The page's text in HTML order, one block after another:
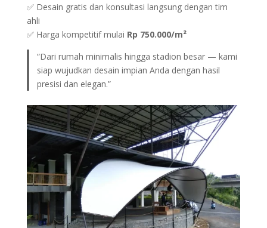
✅ Desain gratis dan konsultasi langsung dengan tim
ahli
✅ Harga kompetitif mulai Rp 750.000/m²
“Dari rumah minimalis hingga stadion besar — kami
siap wujudkan desain impian Anda dengan hasil
presisi dan elegan.”